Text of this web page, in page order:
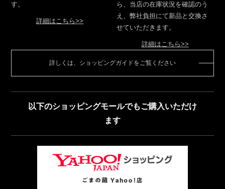
す。
詳細はこちら>>
ら、当店の在庫状況を確認のう
え、弊社負担にて新品と交換さ
せていただきます。
詳細はこちら>>
詳しくは、ショッピングガイドをご覧ください
以下のショッピングモールでもご購入いただけ
ます